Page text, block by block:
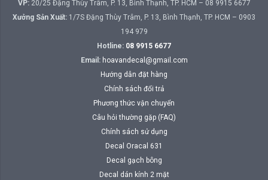
VP:20/25 Đặng Thùy Trâm, P. 13, Bình Thạnh, TP. HCM – 08 9915 6677
Xưởng Sản Xuất: 1/7S Đặng Thùy Trâm, P. 13, Bình Thạnh, TP. HCM – 0903
194 979
Hotline: 08 9915 6677
Email: hoavandecal@gmail.com
Hướng dẫn đặt hàng
Chính sách đổi trả
Phương thức vận chuyển
Câu hỏi thường gặp (FAQ)
Chính sách sử dụng
Decal Oracal 631
Decal gạch bông
Decal dán kính 2 mặt